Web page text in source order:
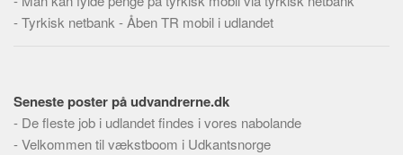
-Tyrkisk netbank - Åben TR mobil i udlandet
Seneste poster på udvandrerne.dk
- De fleste job i udlandet findes i vores nabolande
-Velkommen til vækstboom i Udkantsnorge